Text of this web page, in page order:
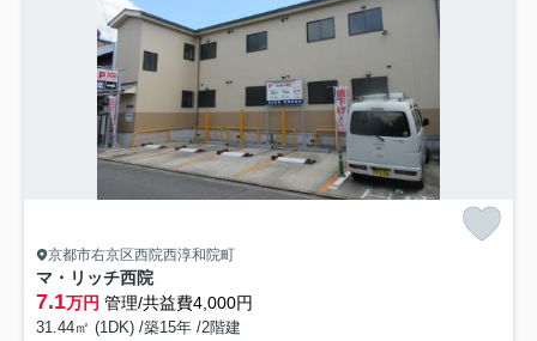
京都市右京区西院西淳和院町
マ・リッチ西院
7.1万円 管理/共益費4,000円
31.44㎡ (1DK) /築15年 /2階建